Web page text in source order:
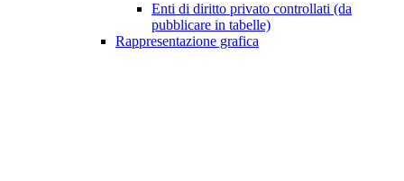
Enti di diritto privato controllati (da
pubblicare in tabelle)
Rappresentazione grafica